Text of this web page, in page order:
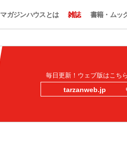
マガジンハウスとは 雑誌 書籍・ムッ
毎日更新！ウェブ版はこちら
tarzanweb.jp